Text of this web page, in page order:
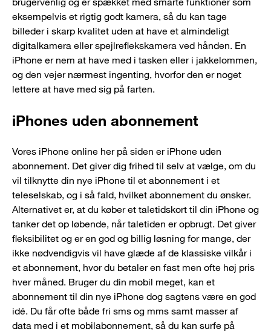
eksempelvis et rigtig godt kamera, så du kan tage
billeder i skarp kvalitet uden at have et almindeligt
digitalkamera eller spejlreflekskamera ved hånden. En
iPhone er nem at have med i tasken eller i jakkelommen,
og den vejer nærmest ingenting, hvorfor den er noget
lettere at have med sig på farten.
iPhones uden abonnement
Vores iPhone online her på siden er iPhone uden
abonnement. Det giver dig frihed til selv at vælge, om du
vil tilknytte din nye iPhone til et abonnement i et
teleselskab, og i så fald, hvilket abonnement du ønsker.
Alternativet er, at du køber et taletidskort til din iPhone og
tanker det op løbende, når taletiden er opbrugt. Det giver
fleksibilitet og er en god og billig løsning for mange, der
ikke nødvendigvis vil have glæde af de klassiske vilkår i
et abonnement, hvor du betaler en fast men ofte høj pris
hver måned. Bruger du din mobil meget, kan et
abonnement til din nye iPhone dog sagtens være en god
idé. Du får ofte både fri sms og mms samt masser af
data med i et mobilabonnement, så du kan surfe på